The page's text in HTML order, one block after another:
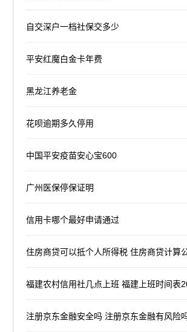
自交深户一档社保交多少
平安红魔白金卡年费
黑龙江养老金
花呗逾期多久停用
中国平安疫苗安心宝600
广州医保停保证明
信用卡哪个最好申请通过
住房商贷可以抵个人所得税 住房商贷计算
福建农村信用社几点上班 福建上班时间表
注册京东金融安全吗 注册京东金融有风险